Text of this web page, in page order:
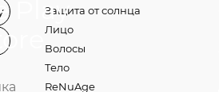
Защита от солнца
Лицо
Волосы
Тело
ReNuAge